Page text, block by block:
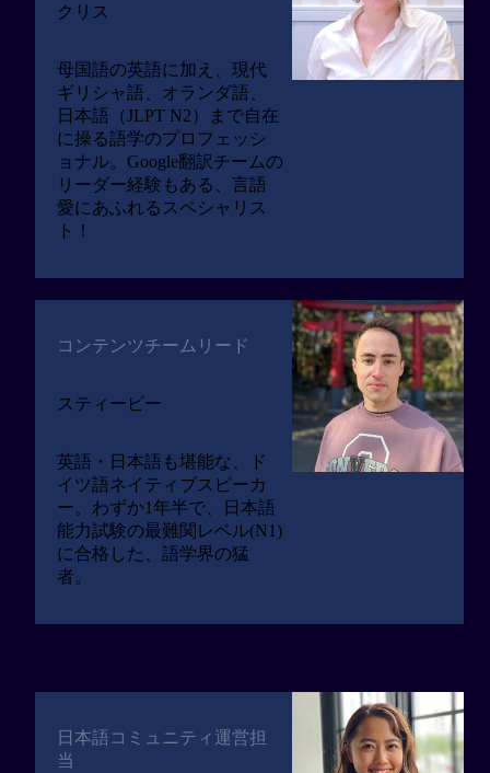
クリス
母国語の英語に加え、現代
ギリシャ語、オランダ語、
日本語（JLPT N2）まで自在
に操る語学のプロフェッシ
ョナル。Google翻訳チームの
リーダー経験もある、言語
愛にあふれるスペシャリス
ト！
コンテンツチームリード
スティービー
英語・日本語も堪能な、ド
イツ語ネイティブスピーカ
ー。わずか1年半で、日本語
能力試験の最難関レベル(N1)
に合格した、語学界の猛
者。
日本語コミュニティ運営担
当